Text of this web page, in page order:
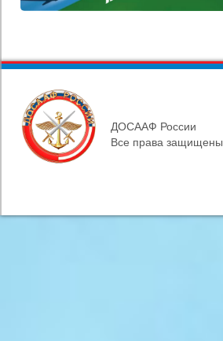
ДОСААФ России
Все права защищены.